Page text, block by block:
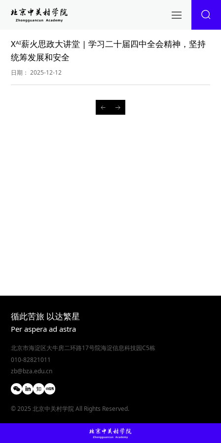
Xᴬᴵ薪火思政大讲堂 | 学习二十届四中全会精神，坚持
统筹发展和安全
日期： 2025-12-12
循此苦旅 以达繁星
Per aspera ad astra
北京市海淀区大牛房二环路17号院海淀信息科技园C5栋
010-82821011
zb@bza.edu.cn
© 2025 北京中关村学院 All Rights Reserved.